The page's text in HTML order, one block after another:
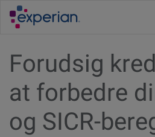
Forudsig
at forbedre
og SICR-